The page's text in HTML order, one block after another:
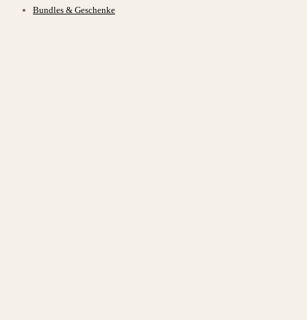
Bundles & Geschenke